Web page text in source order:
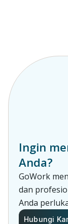
Ingin
Anda?
GoWork
dan
Anda
Hubungi